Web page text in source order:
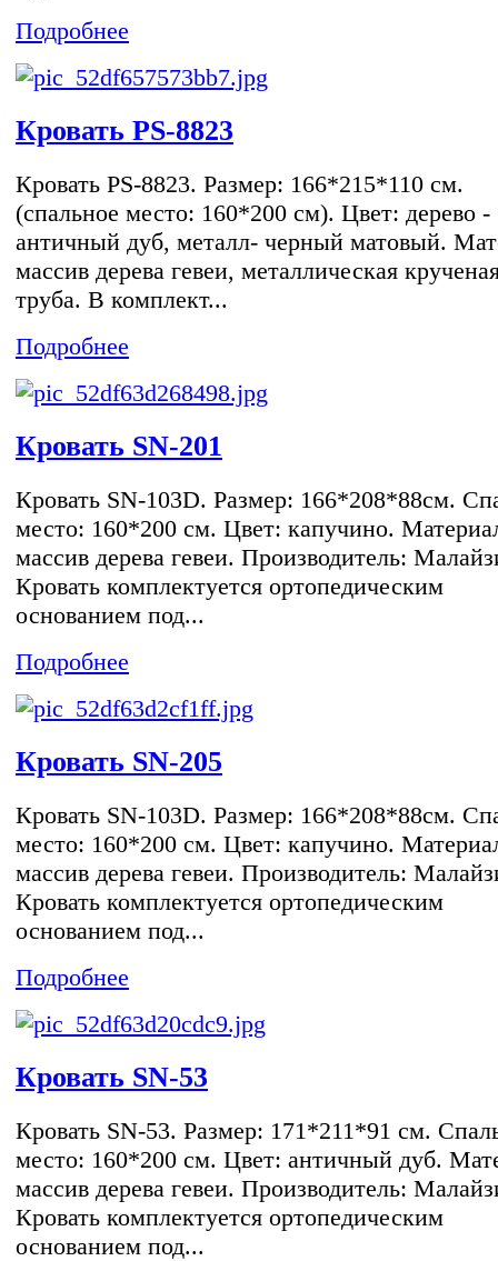
Подробнее
Кровать PS-8823
Кровать PS-8823. Размер: 166*215*110 см.
(спальное место: 160*200 см). Цвет: дерево -
античный дуб, металл- черный матовый.
массив дерева гевеи, металлическая
труба. В комплект...
Подробнее
Кровать SN-201
Кровать SN-103D. Размер: 166*208*88см.
место: 160*200 см. Цвет: капучино.
массив дерева гевеи. Производитель:
Кровать комплектуется ортопедическим
основанием под...
Подробнее
Кровать SN-205
Кровать SN-103D. Размер: 166*208*88см.
место: 160*200 см. Цвет: капучино.
массив дерева гевеи. Производитель:
Кровать комплектуется ортопедическим
основанием под...
Подробнее
Кровать SN-53
Кровать SN-53. Размер: 171*211*91 см.
место: 160*200 см. Цвет: античный дуб.
массив дерева гевеи. Производитель:
Кровать комплектуется ортопедическим
основанием под...